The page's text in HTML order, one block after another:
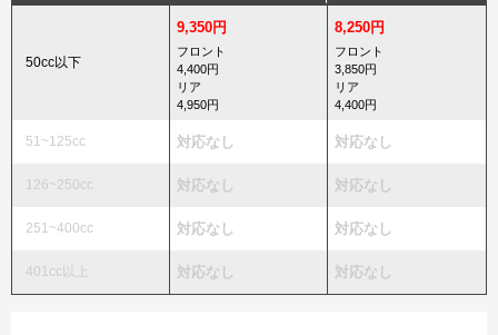
50cc以下
9,350円
フロント
4,400円
リア
4,950円
8,250円
フロント
3,850円
リア
4,400円
51~125cc 対応なし 対応なし
126~250cc 対応なし 対応なし
251~400cc 対応なし 対応なし
401cc以上 対応なし 対応なし